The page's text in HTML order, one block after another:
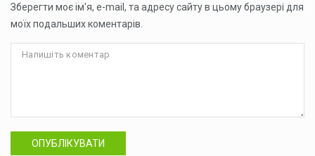
Зберегти моє ім'я, e-mail, та адресу сайту в цьому браузері для
моїх подальших коментарів.
ОПУБЛІКУВАТИ